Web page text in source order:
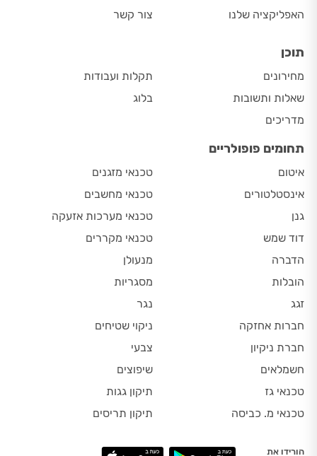
האפליקציה שלנו
צור קשר
תוכן
מחירונים
שאלות ותשובות
מדריכים
תקלות ועבודות
בלוג
תחומים פופולריים
איטום
אינסטלטורים
גנן
דוד שמש
הדברה
הובלות
זגג
חברות אחזקה
חברת ניקיון
חשמלאים
טכנאי גז
טכנאי מ. כביסה
טכנאי מזגנים
טכנאי מחשבים
טכנאי מערכות אזעקה
טכנאי מקררים
מנעולן
מסגריות
נגר
ניקוי שטיחים
צבעי
שיפוצים
תיקון גגות
תיקון תריסים
הורידו את